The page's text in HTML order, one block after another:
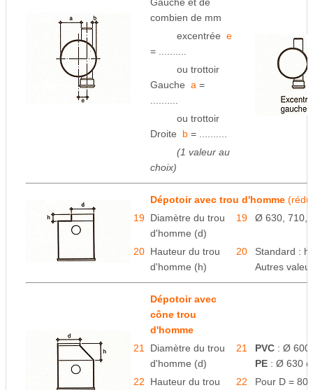
combien de mm
excentrée e
= ..........
ou trottoir
Gauche a =
ou trottoir
Droite b = ..........
(1 valeur au
choix)
Dépotoir avec trou d'homme
19 Diamètre du trou
d'homme (d)
19 Ø 630, 710,
20 Hauteur du trou
d'homme (h)
20
Standard : h
Autres
Dépotoir avec
cône trou
d'homme
21
Diamètre du trou
d'homme (d)
21 PVC : Ø 600
PE : Ø 630
22
Hauteur du trou
22
Pour D =